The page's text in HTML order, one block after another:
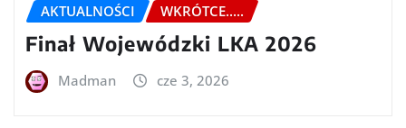
AKTUALNOŚCI WKRÓTCE.....
Finał Wojewódzki LKA 2026
Madman cze 3, 2026